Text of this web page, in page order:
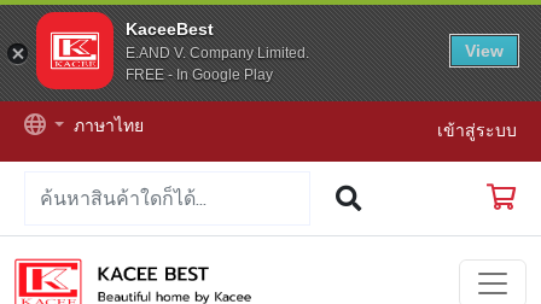
KaceeBest
E.AND V. Company Limited.
FREE - In Google Play
View
ภาษาไทย เข้าสู่ระบบ